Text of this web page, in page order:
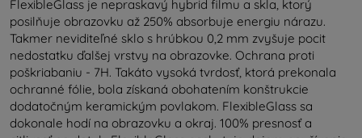
FlexibleGlass je nepraskavý hybrid filmu a skla, ktorý
posilňuje obrazovku až 250% absorbuje energiu nárazu.
Takmer neviditeľné sklo s hrúbkou 0,2 mm zvyšuje pocit
nedostatku ďalšej vrstvy na obrazovke. Ochrana proti
poškriabaniu - 7H. Takáto vysoká tvrdosť, ktorá prekonala
ochranné fólie, bola získaná obohatením konštrukcie
dodatočným keramickým povlakom. FlexibleGlass sa
dokonale hodí na obrazovku a okraj. 100% presnosť a